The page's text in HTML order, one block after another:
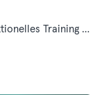
Crosstraining · Entspannung · Fitness · Funktionelles Training · Indoorcycling · Pilates